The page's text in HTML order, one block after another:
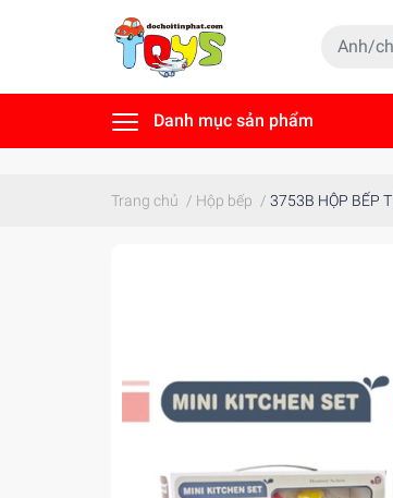
Danh mục sản phẩm
Trang chủ / Hộp bếp / 3753B HỘP BẾP